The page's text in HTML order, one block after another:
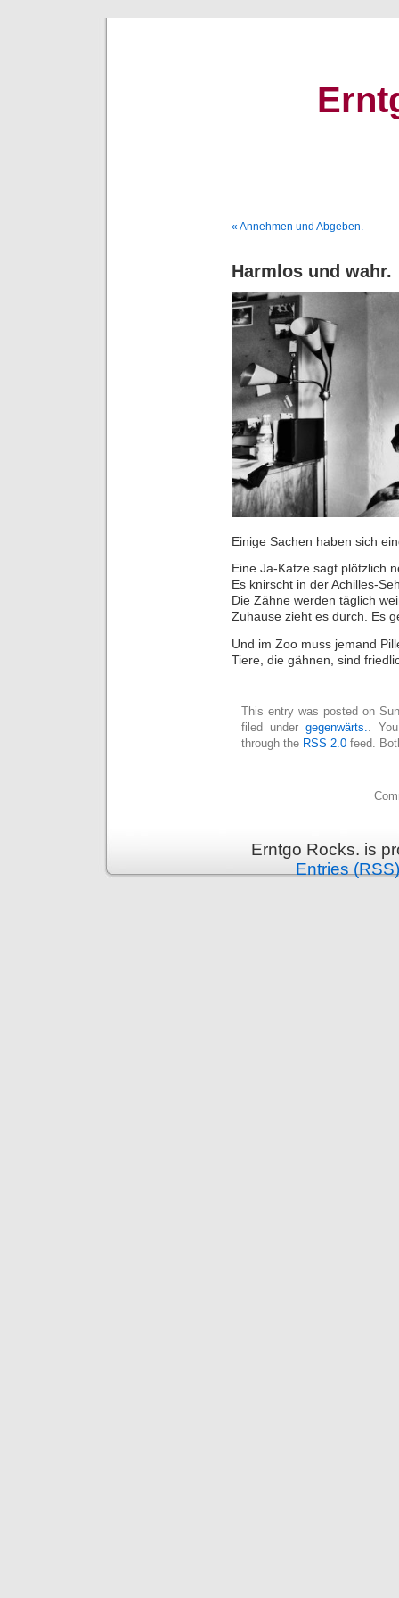
« Annehmen und Abgeben.
Harmlos und wahr.
Einige Sachen haben sich
Eine Ja-Katze sagt plötzlich
Es knirscht in der Achilles-
Die Zähne werden täglich
Zuhause zieht es durch. Es
Und im Zoo muss jemand
Tiere, die gähnen, sind
This entry was posted on
filed undergegenwärts.
.
through the RSS 2.0 feed.
Erntgo Rocks. is
Entries (RSS)